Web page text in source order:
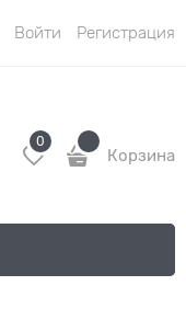
Войти Регистрация
0
Корзина